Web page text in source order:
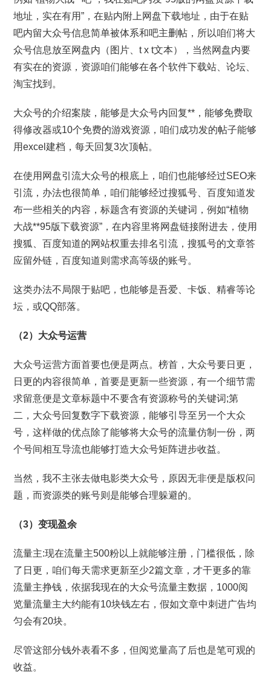
地址，实在有用”，在贴内附上网盘下载地址，由于在贴
吧内留大众号信息简单被体系和吧主删帖，所以咱们将大
众号信息放至网盘内（图片、t x t文本），当然网盘内要
有实在的资源，资源咱们能够在各个软件下载站、论坛、
淘宝找到。
大众号的介绍案牍，能够是大众号内回复**，能够免费取
得修改器或10个免费的游戏资源，咱们成功发的帖子能够
用excel建档，每天回复3次顶帖。
在使用网盘引流大众号的根底上，咱们也能够经过SEO来
引流，办法也很简单，咱们能够经过搜狐号、百度知道发
布一些相关的内容，标题含有资源的关键词，例如“植物
大战**95版下载资源”，在内容里将网盘链接附进去，使用
搜狐、百度知道的网站权重去排名引流，搜狐号的文章答
应留外链，百度知道则需求高等级的账号。
这类办法不局限于贴吧，也能够是吾爱、卡饭、精睿等论
坛，或QQ部落。
（2）大众号运营
大众号运营方面首要也便是两点。榜首，大众号要日更，
日更的内容很简单，首要是更新一些资源，有一个细节需
求留意便是文章标题中不要含有资源称号的关键词;第
二，大众号回复数字下载资源，能够引导至另一个大众
号，这样做的优点除了能够将大众号的流量仿制一份，两
个号间相互导流也能够打造大众号矩阵进步收益。
当然，我不主张去做电影类大众号，原因无非便是版权问
题，而资源类的账号则是能够合理躲避的。
（3）变现盈余
流量主:现在流量主500粉以上就能够注册，门槛很低，除
了日更，咱们每天需求更新至少2篇文章，才干更多的靠
流量主挣钱，依据我现在的大众号流量主数据，1000阅
览量流量主大约能有10块钱左右，假如文章中刺进广告均
匀会有20块。
尽管这部分钱外表看不多，但阅览量高了后也是笔可观的
收益。